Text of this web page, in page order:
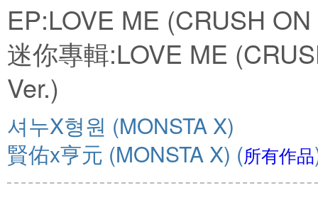
EP:LOVE ME (CRUSH
迷你專輯:LOVE ME
Ver.)
셔누X형원 (MONSTA X)
賢佑x亨元 (MONSTA X) (所有作品